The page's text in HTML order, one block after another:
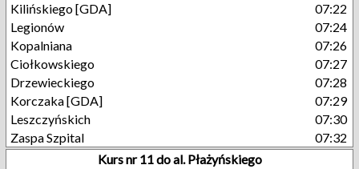
Kilińskiego [GDA]
07:22
Legionów
07:24
Kopalniana
07:26
Ciołkowskiego
07:27
Drzewieckiego
07:28
Korczaka [GDA]
07:29
Leszczyńskich
07:30
Zaspa Szpital
07:32
Kurs nr 11 do al. Płażyńskiego